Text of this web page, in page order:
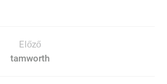
Előző
tamworth